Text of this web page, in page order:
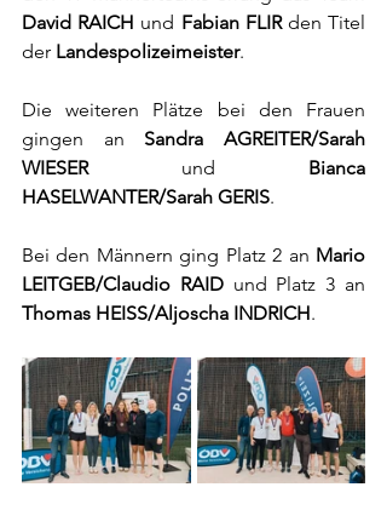
David RAICH und Fabian FLIR den Titel
der Landespolizeimeister.
Die weiteren Plätze bei den Frauen
gingen an Sandra AGREITER/Sarah
WIESER und Bianca
HASELWANTER/Sarah GERIS.
Bei den Männern ging Platz 2 an Mario
LEITGEB/Claudio RAID
Thomas HEISS/Aljoscha INDRICH.